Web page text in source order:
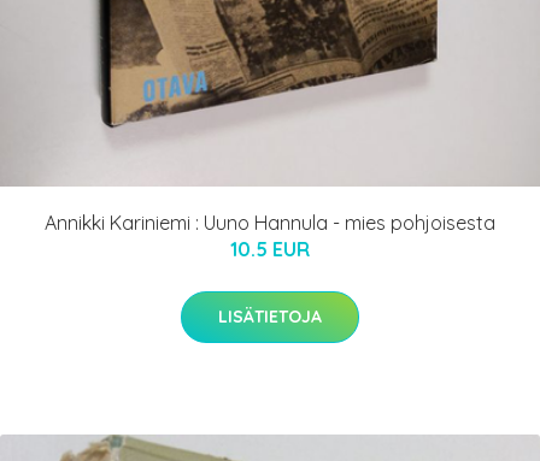
Annikki Kariniemi : Uuno Hannula - mies pohjoisesta
10.5 EUR
LISÄTIETOJA